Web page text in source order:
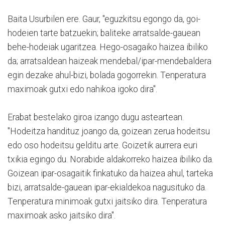
Baita Usurbilen ere. Gaur, "eguzkitsu egongo da, goi-
hodeien tarte batzuekin; baliteke arratsalde-gauean
behe-hodeiak ugaritzea. Hego-osagaiko haizea ibiliko
da; arratsaldean haizeak mendebal/ipar-mendebaldera
egin dezake ahul-bizi, bolada gogorrekin. Tenperatura
maximoak gutxi edo nahikoa igoko dira".
Erabat bestelako giroa izango dugu asteartean.
"Hodeitza handituz joango da, goizean zerua hodeitsu
edo oso hodeitsu gelditu arte. Goizetik aurrera euri
txikia egingo du. Norabide aldakorreko haizea ibiliko da.
Goizean ipar-osagaitik finkatuko da haizea ahul, tarteka
bizi, arratsalde-gauean ipar-ekialdekoa nagusituko da.
Tenperatura minimoak gutxi jaitsiko dira. Tenperatura
maximoak asko jaitsiko dira".